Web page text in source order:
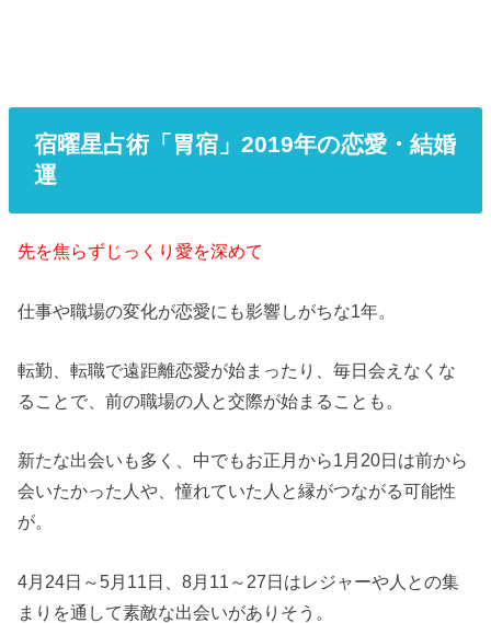
宿曜星占術「胃宿」2019年の恋愛・結婚
運
先を焦らずじっくり愛を深めて
仕事や職場の変化が恋愛にも影響しがちな1年。
転勤、転職で遠距離恋愛が始まったり、毎日会えなくな
ることで、前の職場の人と交際が始まることも。
新たな出会いも多く、中でもお正月から1月20日は前から
会いたかった人や、憧れていた人と縁がつながる可能性
が。
4月24日～5月11日、8月11～27日はレジャーや人との集
まりを通して素敵な出会いがありそう。